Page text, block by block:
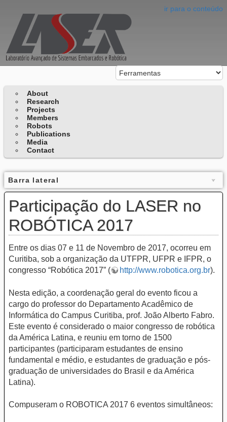
ir para o conteúdo
About
Research
Projects
Members
Robots
Publications
Media
Contact
Barra lateral
Participação do LASER no
ROBÓTICA 2017
Entre os dias 07 e 11 de Novembro de 2017, ocorreu em
Curitiba, sob a organização da UTFPR, UFPR e IFPR, o
congresso “Robótica 2017” (
http://www.robotica.org.br).
Nesta edição, a coordenação geral do evento ficou a
cargo do professor do Departamento Acadêmico de
Informática do Campus Curitiba, prof. João Alberto Fabro.
Este evento é considerado o maior congresso de robótica
da América Latina, e reuniu em torno de 1500
participantes (participaram estudantes de ensino
fundamental e médio, e estudantes de graduação e pós-
graduação de universidades do Brasil e da América
Latina).
Compuseram o ROBOTICA 2017 6 eventos simultâneos: